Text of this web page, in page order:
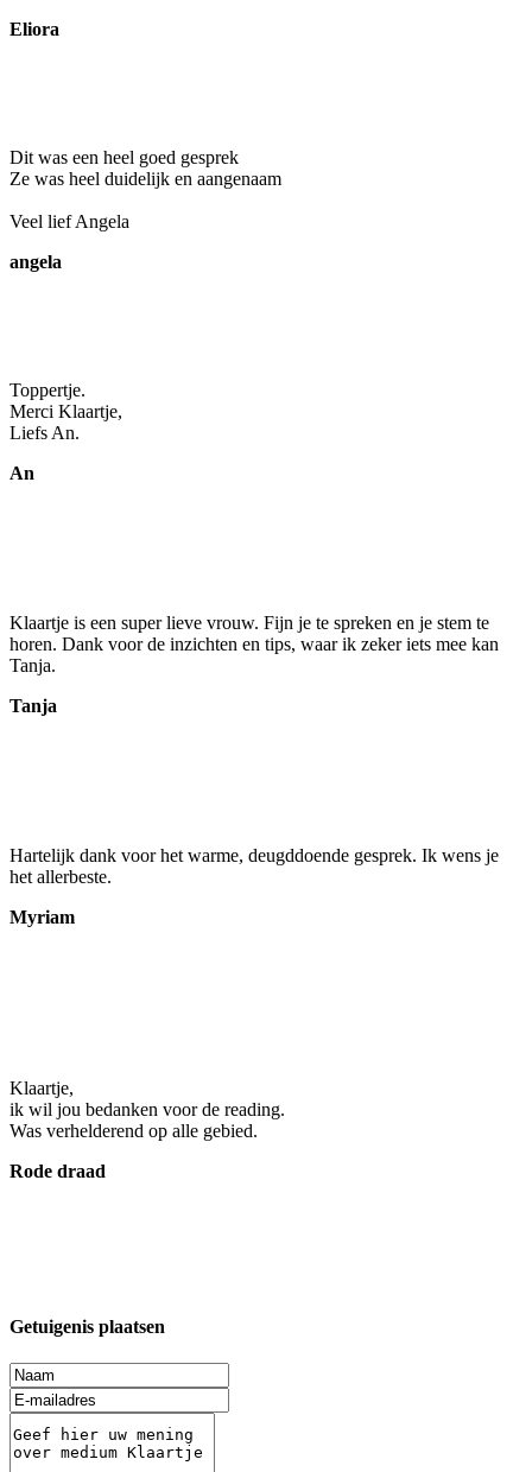
Eliora
Dit was een heel goed gesprek
Ze was heel duidelijk en aangenaam
Veel lief Angela
angela
Toppertje.
Merci Klaartje,
Liefs An.
An
Klaartje is een super lieve vrouw. Fijn je te spreken en je stem te
horen. Dank voor de inzichten en tips, waar ik zeker iets mee kan
Tanja.
Tanja
Hartelijk dank voor het warme, deugddoende gesprek. Ik wens je
het allerbeste.
Myriam
Klaartje,
ik wil jou bedanken voor de reading.
Was verhelderend op alle gebied.
Rode draad
Getuigenis plaatsen